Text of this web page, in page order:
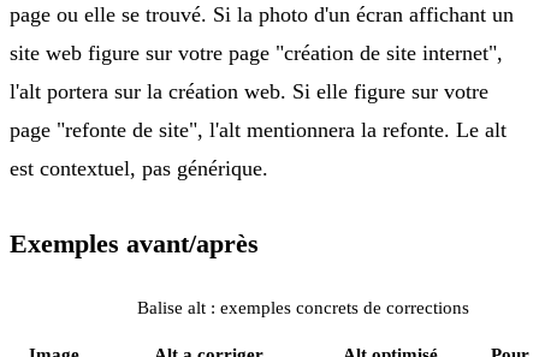
page ou elle se trouvé. Si la photo d'un écran affichant un
site web figure sur votre page "création de site internet",
l'alt portera sur la création web. Si elle figure sur votre
page "refonte de site", l'alt mentionnera la refonte. Le alt
est contextuel, pas générique.
Exemples avant/après
Balise alt : exemples concrets de corrections